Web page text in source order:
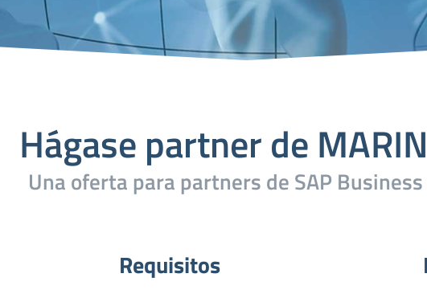
Hágase partner de
Una oferta para partners de SAP
Requisitos